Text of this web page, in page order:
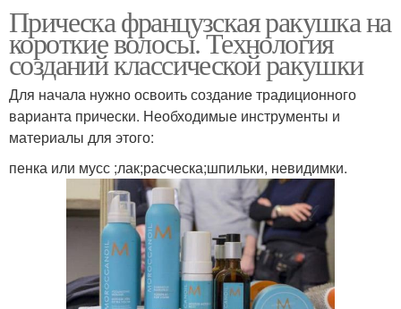
Прическа французская ракушка на
короткие волосы. Технология
созданий классической ракушки
Для начала нужно освоить создание традиционного
варианта прически. Необходимые инструменты и
материалы для этого:
пенка или мусс ;лак;расческа;шпильки, невидимки.